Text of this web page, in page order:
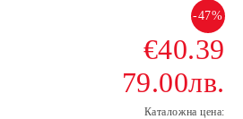
-47%
€40.39
79.00лв.
Каталожна цена: